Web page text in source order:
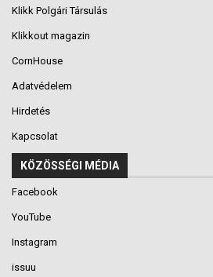
Klikk Polgári Társulás
Klikkout magazin
CornHouse
Adatvédelem
Hirdetés
Kapcsolat
KÖZÖSSÉGI MÉDIA
Facebook
YouTube
Instagram
issuu